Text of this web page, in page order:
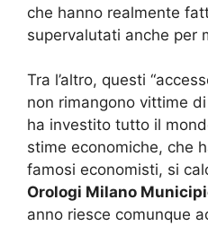
che hanno realmente
supervalutati anche per
Tra l’altro, questi
non rimangono vittime
ha investito tutto il
stime economiche, che
famosi economisti, si
Orologi Milano
anno riesce comunque